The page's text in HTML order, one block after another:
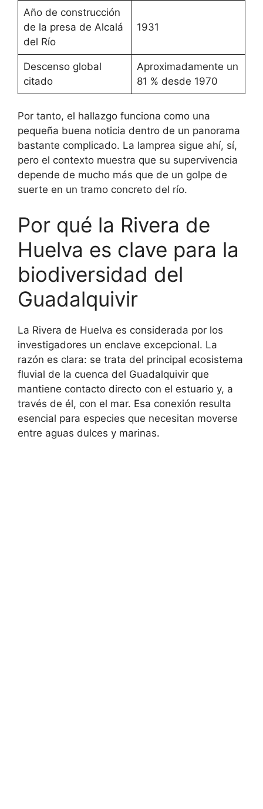
Año de construcción
de la presa de Alcalá
del Río
1931
Descenso global
citado
Aproximadamente un
81 % desde 1970
Por tanto, el hallazgo funciona como una
pequeña buena noticia dentro de un panorama
bastante complicado. La lamprea sigue ahí, sí,
pero el contexto muestra que su supervivencia
depende de mucho más que de un golpe de
suerte en un tramo concreto del río.
Por qué la Rivera de
Huelva es clave para la
biodiversidad del
Guadalquivir
La Rivera de Huelva es considerada por los
investigadores un enclave excepcional. La
razón es clara: se trata del principal ecosistema
fluvial de la cuenca del Guadalquivir que
mantiene contacto directo con el estuario y, a
través de él, con el mar. Esa conexión resulta
esencial para especies que necesitan moverse
entre aguas dulces y marinas.